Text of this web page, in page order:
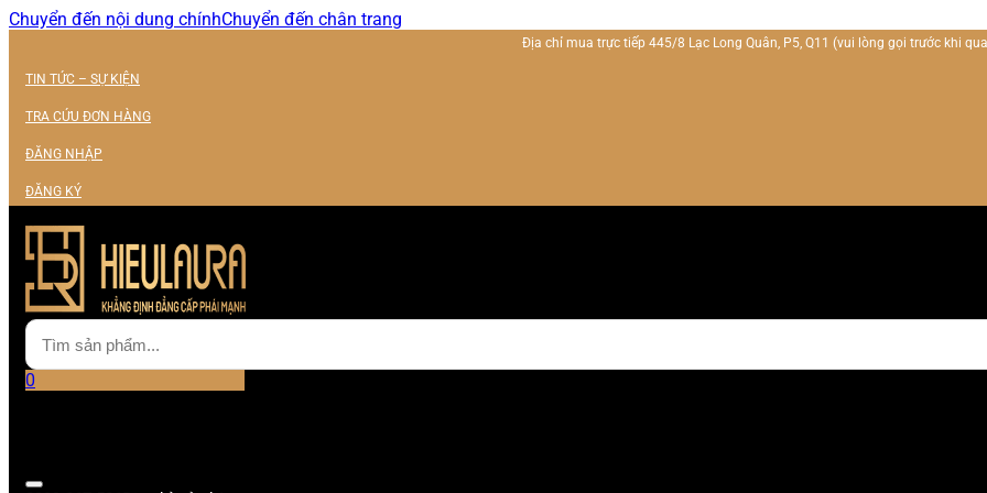
Chuyển đến nội dung chínhChuyển đến chân trang
Địa chỉ mua trực tiếp 445/8 Lạc Long Quân, P5, Q11 (vui lòng gọi trước khi
TIN TỨC – SỰ KIỆN
TRA CỨU ĐƠN HÀNG
ĐĂNG NHẬP
ĐĂNG KÝ
0